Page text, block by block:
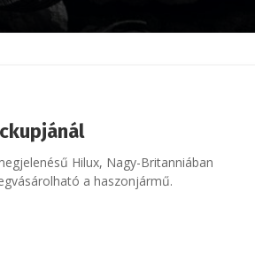
Hilux, Nagy-Britanniában
a haszonjármű.